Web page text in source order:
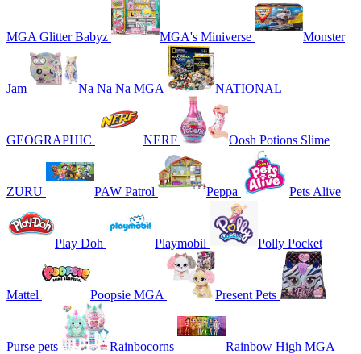
MGA Glitter Babyz MGA's Miniverse Monster
Jam Na Na Na MGA NATIONAL
GEOGRAPHIC NERF Oosh Potions Slime
ZURU PAW Patrol Peppa Pets Alive
Play Doh Playmobil Polly Pocket
Mattel Poopsie MGA Present Pets
Purse pets Rainbocorns Rainbow High MGA